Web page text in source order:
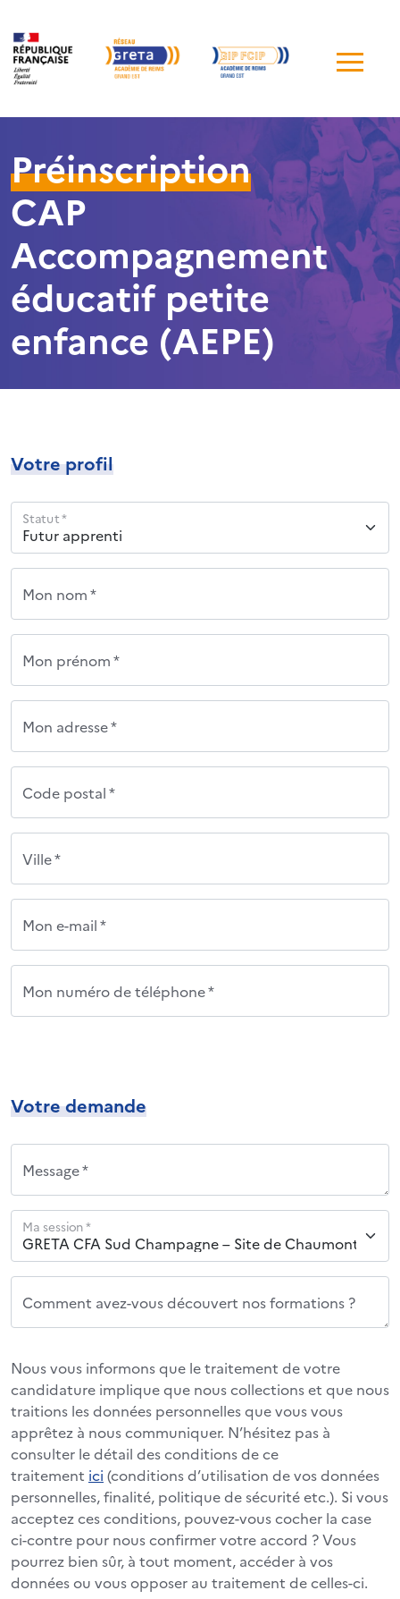
de
Préinscription
CAP
Accompagnement
éducatif petite
enfance (AEPE)
Votre profil
Statut *
Mon nom *
Mon prénom *
Mon adresse *
Code postal *
Ville *
Mon e-mail *
Mon numéro de téléphone *
Votre demande
Message *
Ma session *
Comment avez-vous découvert nos formations ?
Nous vous informons que le traitement de votre
candidature implique que nous collections et que nous
traitions les données personnelles que vous vous
apprêtez à nous communiquer. N’hésitez pas à
consulter le détail des conditions de ce
traitement ici (conditions d’utilisation de vos données
personnelles, finalité, politique de sécurité etc.). Si vous
acceptez ces conditions, pouvez-vous cocher la case
ci-contre pour nous confirmer votre accord ? Vous
pourrez bien sûr, à tout moment, accéder à vos
données ou vous opposer au traitement de celles-ci.